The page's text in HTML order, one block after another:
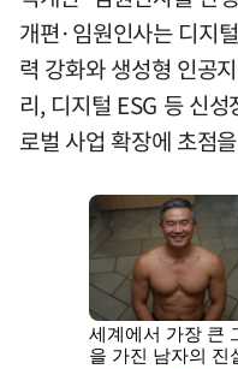
개편·임원인사는 디지
력 강화와 생성형 인공
리, 디지털 ESG 등 신
로벌 사업 확장에 초점